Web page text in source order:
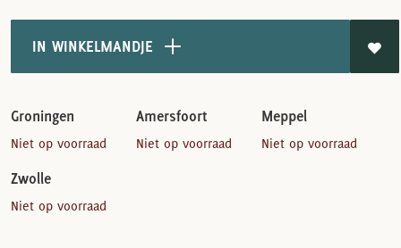
IN WINKELMANDJE
Groningen
Niet op voorraad
Amersfoort
Niet op voorraad
Meppel
Niet op voorraad
Zwolle
Niet op voorraad